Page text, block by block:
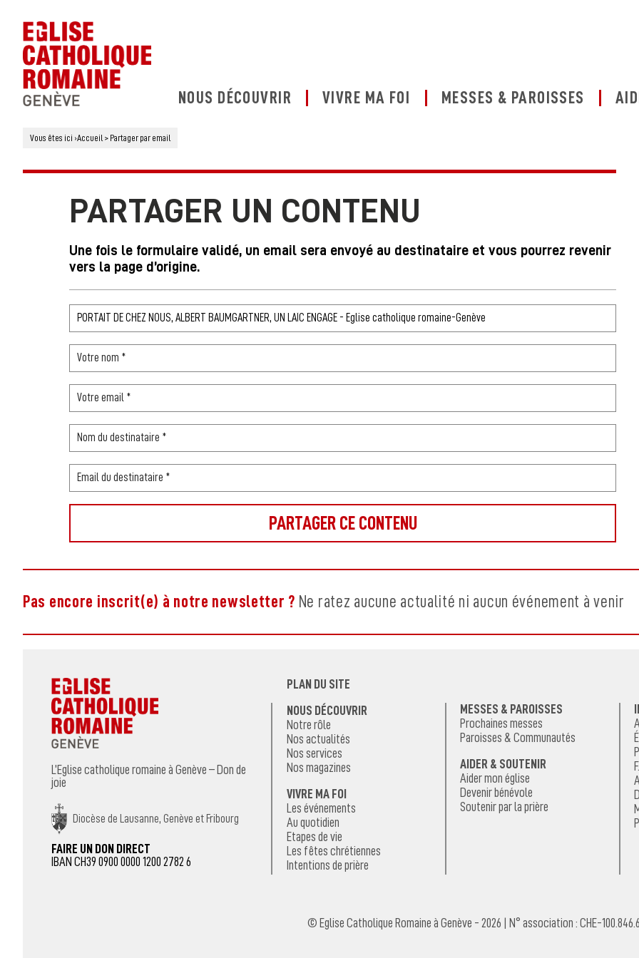
NOUS DÉCOUVRIR VIVRE MA FOI MESSES & PAROISSES
Vous êtes ici ›Accueil > Partager par email
PARTAGER UN CONTENU
Une fois le formulaire validé, un email sera envoyé au destinataire et vous pourrez revenir
vers la page d’origine.
Pas encore inscrit(e) à notre newsletter ? Ne ratez aucune actualité ni aucun événement à venir
L’Eglise catholique romaine à Genève – Don de
joie
Diocèse de Lausanne, Genève et Fribourg
FAIRE UN DON DIRECT
IBAN CH39 0900 0000 1200 2782 6
PLAN DU SITE
NOUS DÉCOUVRIR
Notre rôle
Nos actualités
Nos services
Nos magazines
VIVRE MA FOI
Les événements
Au quotidien
Etapes de vie
Les fêtes chrétiennes
Intentions de prière
MESSES & PAROISSES
Prochaines messes
Paroisses & Communautés
AIDER & SOUTENIR
Aider mon église
Devenir bénévole
Soutenir par la prière
© Eglise Catholique Romaine à Genève - 2026 | N° association : CHE-